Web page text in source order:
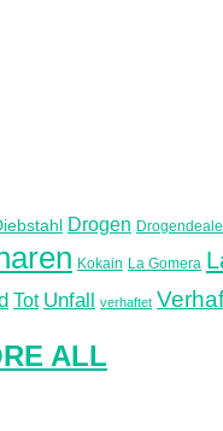
Drogen
Kokain La Gomera
Tot Unfall verhaftet
ALL